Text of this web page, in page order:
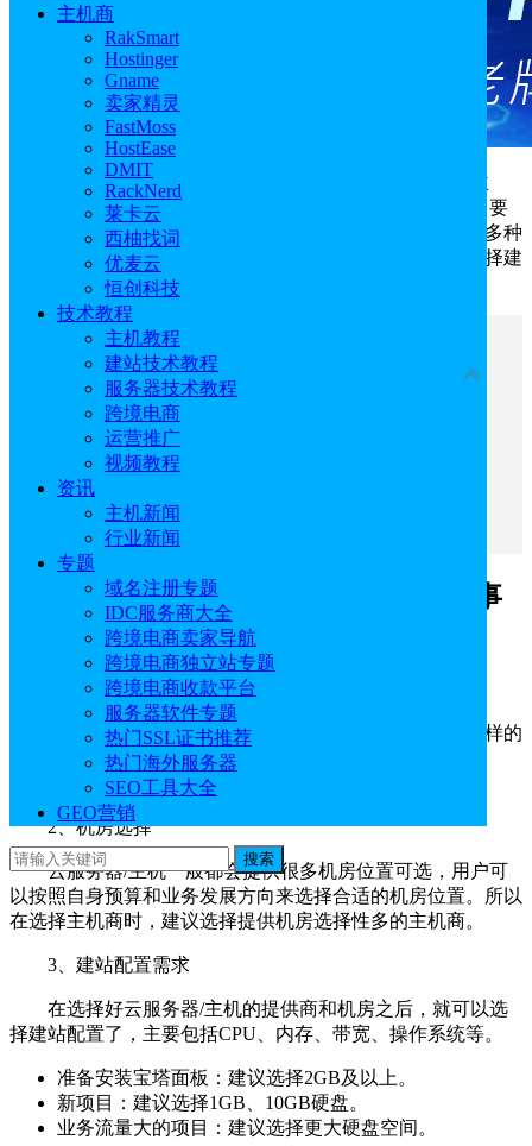
主机商
RakSmart
Hostinger
Gname
卖家精灵
FastMoss
HostEase
DMIT
RackNerd
莱卡云
西柚找词
优麦云
恒创科技
技术教程
主机教程
建站技术教程
服务器技术教程
跨境电商
运营推广
视频教程
资讯
主机新闻
行业新闻
专题
域名注册专题
IDC服务商大全
跨境电商卖家导航
跨境电商独立站专题
跨境电商收款平台
服务器软件专题
热门SSL证书推荐
热门海外服务器
SEO工具大全
GEO营销
搜索
在进行建站之前，首先就是要选择合适的云服务器/主
机，那么应该如何选择呢。在选择建站云服务器/主机时，要
综合考虑服务提供商、机房位置、配置需求、可拓展性等多种
因素，不同网站有不同的需求，本文就来为大家介绍下选择建
站云服务器/主机的注意事项，希望可以对大家有所帮助。
文章目录
一、建站选择云服务器/主机配置注意事项
二、建站云服务器/主机推荐
1、Hostinger WordPress主机
3、莱卡云云服务器
一、建站选择云服务器/主机配置注意事
1、服务提供商
选择主机商是建议选择知名度高且可靠程度高的，这样的
主机商一般都会提供稳定的主机服务，如Hostinger、
、莱卡云等。
2、机房选择
云服务器/主机一般都会提供很多机房位置可选，用户可
以按照自身预算和业务发展方向来选择合适的机房位置。所以
在选择主机商时，建议选择提供机房选择性多的主机商。
3、建站配置需求
在选择好云服务器/主机的提供商和机房之后，就可以选
择建站配置了，主要包括CPU、内存、带宽、操作系统等。
准备安装宝塔面板：建议选择2GB及以上。
新项目：建议选择1GB、10GB硬盘。
业务流量大的项目：建议选择更大硬盘空间。